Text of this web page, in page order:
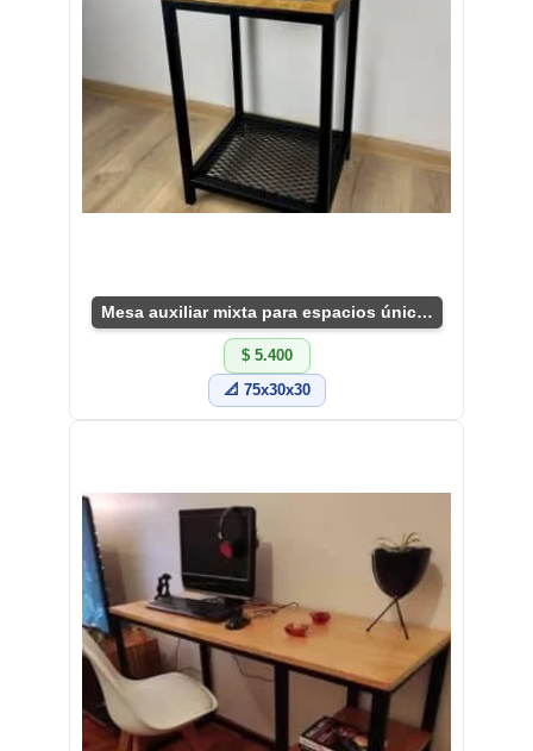
Mesa auxiliar mixta para espacios únicos
$ 5.400
📐 75x30x30